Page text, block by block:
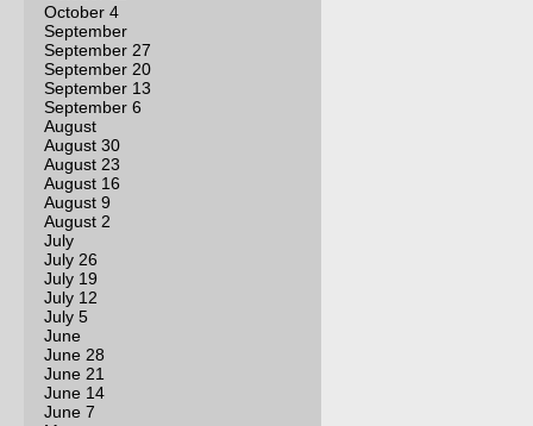
October 4
September
September 27
September 20
September 13
September 6
August
August 30
August 23
August 16
August 9
August 2
July
July 26
July 19
July 12
July 5
June
June 28
June 21
June 14
June 7